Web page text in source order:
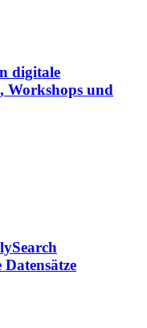
digitale
Workshops und